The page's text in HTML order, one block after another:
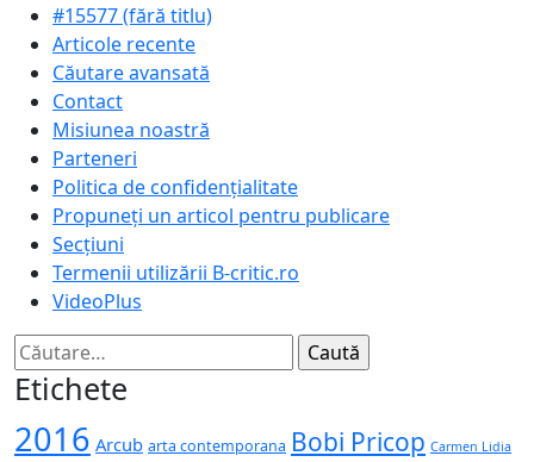
#15577 (fără titlu)
Articole recente
Căutare avansată
Contact
Misiunea noastră
Parteneri
Politica de confidențialitate
Propuneți un articol pentru publicare
Secțiuni
Termenii utilizării B-critic.ro
VideoPlus
Caută
după:
Etichete
2016 Arcub arta contemporana Bobi Pricop Carmen Lidia